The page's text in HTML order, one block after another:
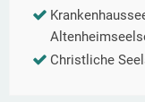
Christliche